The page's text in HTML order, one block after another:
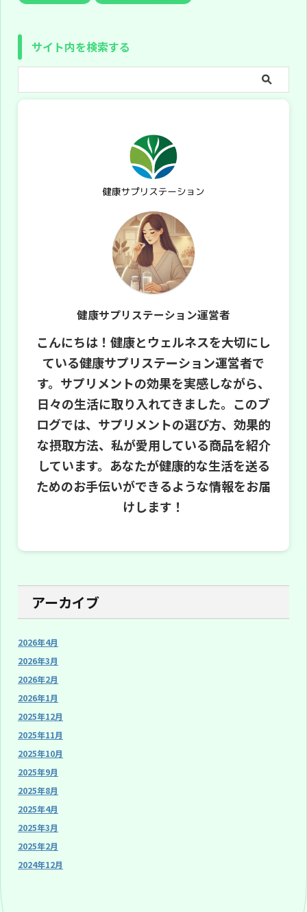
サイト内を検索する
健康サプリステーション運営者
こんにちは！健康とウェルネスを大切にし
ている健康サプリステーション運営者で
す。サプリメントの効果を実感しながら、
日々の生活に取り入れてきました。このブ
ログでは、サプリメントの選び方、効果的
な摂取方法、私が愛用している商品を紹介
しています。あなたが健康的な生活を送る
ためのお手伝いができるような情報をお届
けします！
アーカイブ
2026年4月
2026年3月
2026年2月
2026年1月
2025年12月
2025年11月
2025年10月
2025年9月
2025年8月
2025年4月
2025年3月
2025年2月
2024年12月